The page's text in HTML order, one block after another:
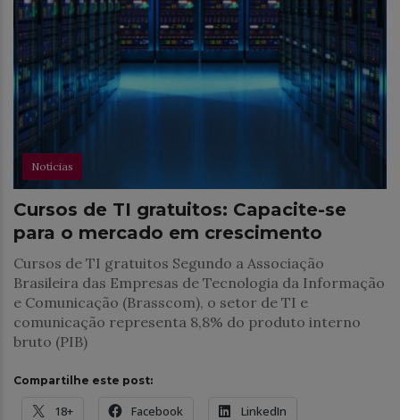
Notícias
Cursos de TI gratuitos: Capacite-se
para o mercado em crescimento
Cursos de TI gratuitos Segundo a Associação
Brasileira das Empresas de Tecnologia da Informação
e Comunicação (Brasscom), o setor de TI e
comunicação representa 8,8% do produto interno
bruto (PIB)
Compartilhe este post:
18+ Facebook LinkedIn